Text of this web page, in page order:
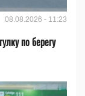
08.08.2026 - 11:23
по берегу